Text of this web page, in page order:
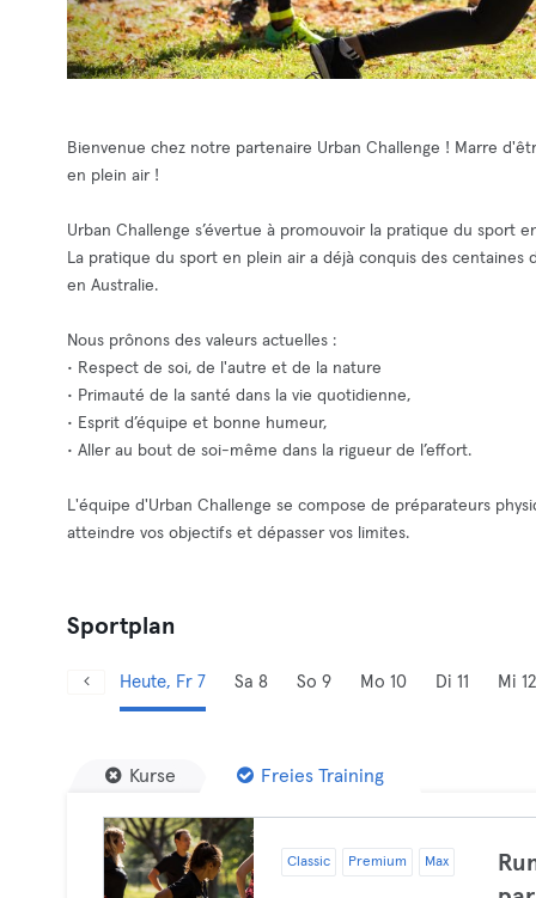
Bienvenue chez notre partenaire Urban Challenge ! Marre
en plein air !
Urban Challenge s’évertue à promouvoir la pratique du sport
La pratique du sport en plein air a déjà conquis des
en Australie.
Nous prônons des valeurs actuelles :
• Respect de soi, de l'autre et de la nature
• Primauté de la santé dans la vie quotidienne,
• Esprit d’équipe et bonne humeur,
• Aller au bout de soi-même dans la rigueur de l’effort.
L'équipe d'Urban Challenge se compose de préparateurs
atteindre vos objectifs et dépasser vos limites.
Sportplan
Heute, Fr 7 Sa 8 So 9 Mo 10 Di 11 Mi 12
Kurse Freies Training
Classic Premium Max